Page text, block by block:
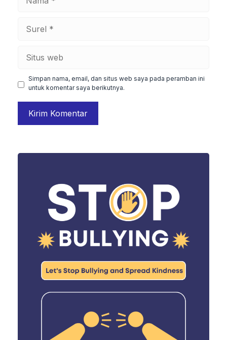
Simpan nama, email, dan situs web saya pada peramban ini
untuk komentar saya berikutnya.